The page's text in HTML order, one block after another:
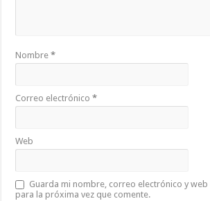
Nombre*
Correo electrónico*
Web
Guarda mi nombre, correo electrónico y
para la próxima vez que comente.